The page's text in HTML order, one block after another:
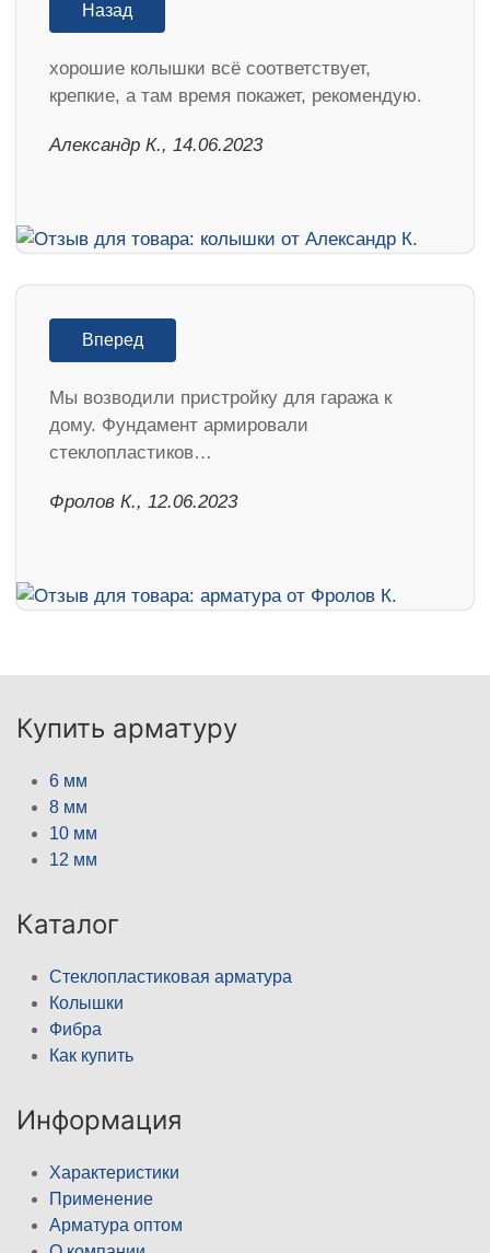
Назад
хорошие колышки всё соответствует,
крепкие, а там время покажет, рекомендую.
Александр К., 14.06.2023
Вперед
Мы возводили пристройку для гаража к
дому. Фундамент армировали
стеклопластиков…
Фролов К., 12.06.2023
Купить арматуру
6 мм
8 мм
10 мм
12 мм
Каталог
Стеклопластиковая арматура
Колышки
Фибра
Как купить
Информация
Характеристики
Применение
Арматура оптом